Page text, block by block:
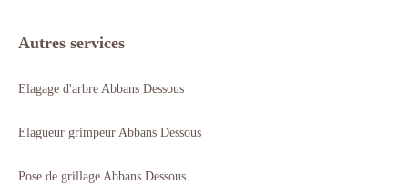
Autres services
Elagage d'arbre Abbans Dessous
Elagueur grimpeur Abbans Dessous
Pose de grillage Abbans Dessous